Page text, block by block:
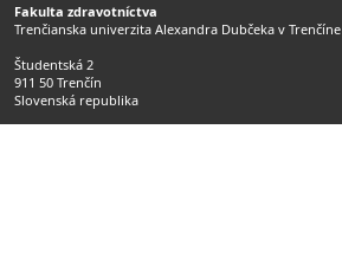
Fakulta zdravotníctva
Trenčianska univerzita Alexandra Dubčeka v Trenčíne
Študentská 2
911 50 Trenčín
Slovenská republika